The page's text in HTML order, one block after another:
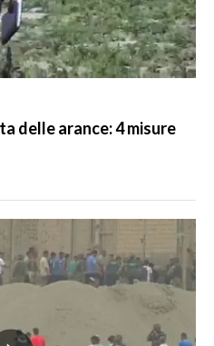
delle arance: 4 misure